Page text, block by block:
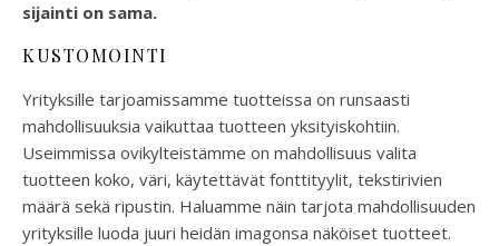
sijainti on sama.
KUSTOMOINTI
Yrityksille tarjoamissamme tuotteissa on runsaasti
mahdollisuuksia vaikuttaa tuotteen yksityiskohtiin.
Useimmissa ovikylteistämme on mahdollisuus valita
tuotteen koko, väri, käytettävät fonttityylit, tekstirivien
määrä sekä ripustin. Haluamme näin tarjota mahdollisuuden
yrityksille luoda juuri heidän imagonsa näköiset tuotteet.